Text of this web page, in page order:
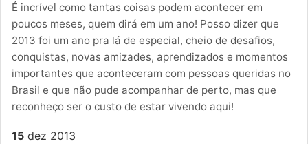
É incrível como tantas coisas podem acontecer em
poucos meses, quem dirá em um ano! Posso dizer que
2013 foi um ano pra lá de especial, cheio de desafios,
conquistas, novas amizades, aprendizados e momentos
importantes que aconteceram com pessoas queridas no
Brasil e que não pude acompanhar de perto, mas que
reconheço ser o custo de estar vivendo aqui!
15 dez 2013